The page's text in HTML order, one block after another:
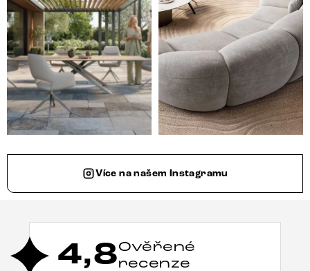
Více na našem Instagramu
4,8Ověřené
recenze